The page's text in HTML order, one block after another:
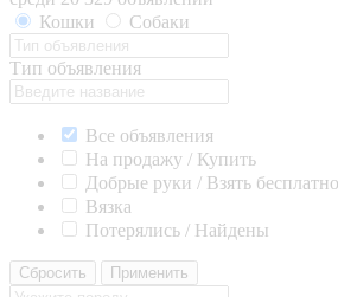
Кошки
Собаки
Тип объявления
Все объявления
На продажу / Купить
Добрые руки / Взять бесплатно
Вязка
Потерялись / Найдены
Сбросить Применить